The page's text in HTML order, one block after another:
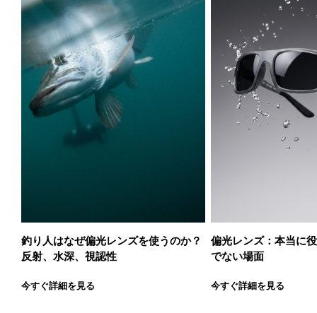
釣り人はなぜ偏光レンズを使うのか？
反射、水深、視認性
今すぐ詳細を見る
偏光レンズ：本当に
でない場面
今すぐ詳細を見る